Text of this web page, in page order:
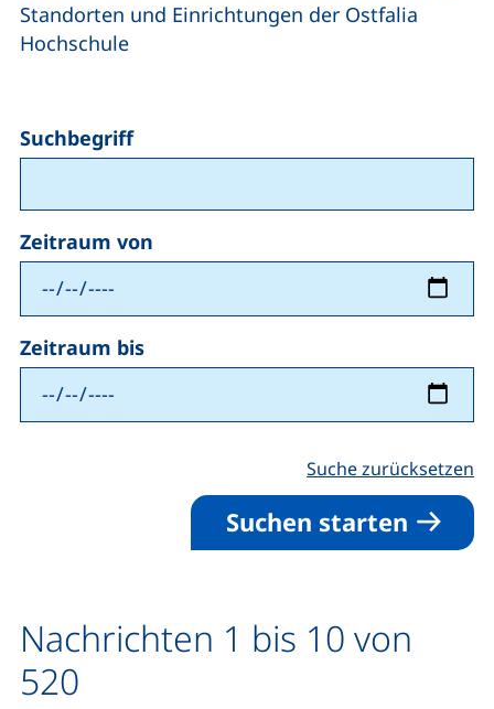
Standorten und Einrichtungen der Ostfalia
Hochschule
Suchbegriff
Zeitraum
Zeitraum von
Zeitraum bis
Suche zurücksetzen
Suchen starten
Nachrichten 1 bis 10 von
520